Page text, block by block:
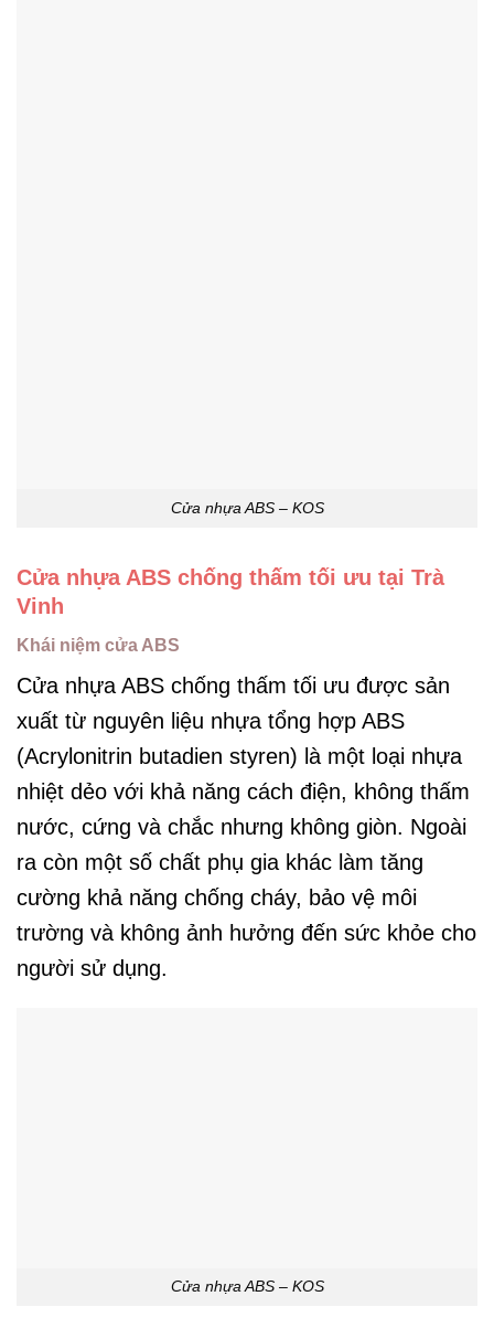
Cửa nhựa ABS – KOS
Cửa nhựa ABS chống thấm tối ưu tại Trà
Vinh
Khái niệm cửa ABS
Cửa nhựa ABS chống thấm tối ưu được sản
xuất từ nguyên liệu nhựa tổng hợp ABS
(Acrylonitrin butadien styren) là một loại nhựa
nhiệt dẻo với khả năng cách điện, không thấm
nước, cứng và chắc nhưng không giòn. Ngoài
ra còn một số chất phụ gia khác làm tăng
cường khả năng chống cháy, bảo vệ môi
trường và không ảnh hưởng đến sức khỏe cho
người sử dụng.
Cửa nhựa ABS – KOS